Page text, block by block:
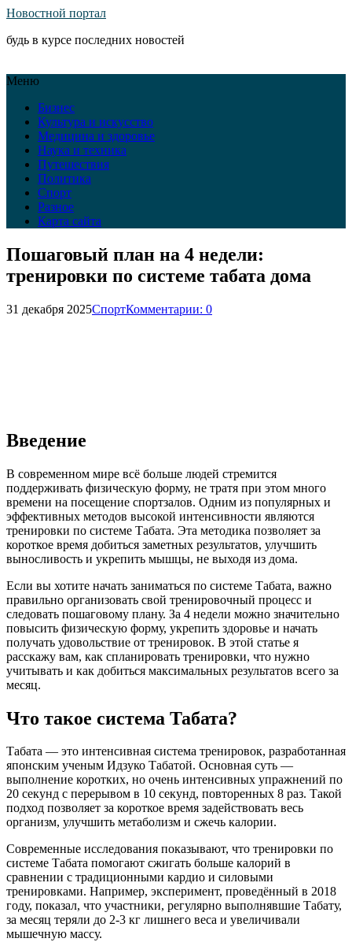
Новостной портал
будь в курсе последних новостей
Меню
Бизнес
Культура и искусство
Медицина и здоровье
Наука и техника
Путешествия
Политика
Спорт
Разное
Карта сайта
Пошаговый план на 4 недели:
тренировки по системе табата дома
31 декабря 2025СпортКомментарии: 0
Введение
В современном мире всё больше людей стремится
поддерживать физическую форму, не тратя при этом много
времени на посещение спортзалов. Одним из популярных и
эффективных методов высокой интенсивности являются
тренировки по системе Табата. Эта методика позволяет за
короткое время добиться заметных результатов, улучшить
выносливость и укрепить мышцы, не выходя из дома.
Если вы хотите начать заниматься по системе Табата, важно
правильно организовать свой тренировочный процесс и
следовать пошаговому плану. За 4 недели можно значительно
повысить физическую форму, укрепить здоровье и начать
получать удовольствие от тренировок. В этой статье я
расскажу вам, как спланировать тренировки, что нужно
учитывать и как добиться максимальных результатов всего за
месяц.
Что такое система Табата?
Табата — это интенсивная система тренировок, разработанная
японским ученым Идзуко Табатой. Основная суть —
выполнение коротких, но очень интенсивных упражнений по
20 секунд с перерывом в 10 секунд, повторенных 8 раз. Такой
подход позволяет за короткое время задействовать весь
организм, улучшить метаболизм и сжечь калории.
Современные исследования показывают, что тренировки по
системе Табата помогают сжигать больше калорий в
сравнении с традиционными кардио и силовыми
тренировками. Например, эксперимент, проведённый в 2018
году, показал, что участники, регулярно выполнявшие Табату,
за месяц теряли до 2-3 кг лишнего веса и увеличивали
мышечную массу.